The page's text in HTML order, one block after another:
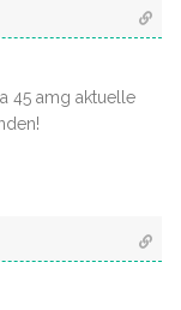
45 amg aktuelle